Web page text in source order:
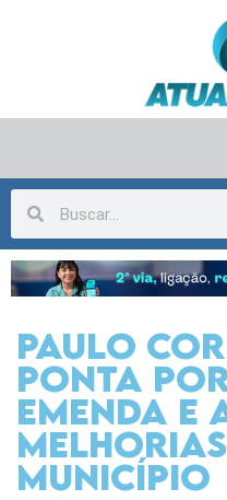
Paulo
Ponta
emenda
município